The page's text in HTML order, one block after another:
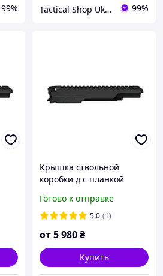
99% Tactical Shop Ukraine 99%
Крышка ствольной
коробки д с планкой
Церакот (Cerakote - armor
black)
Готово к отправке
5.0 (1)
от5 980₴
Купить